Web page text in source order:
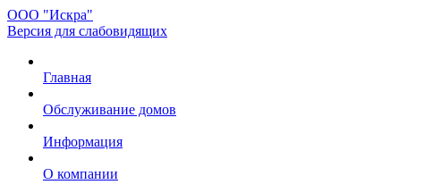
ООО "Искра"
Версия для слабовидящих
Главная
Обслуживание домов
Информация
О компании